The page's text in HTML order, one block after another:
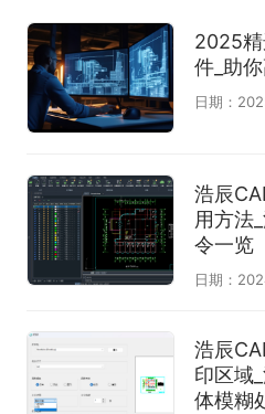
2025
件_助
日期：
浩辰
用方法
令一览
日期：
浩辰
印区域
体模糊